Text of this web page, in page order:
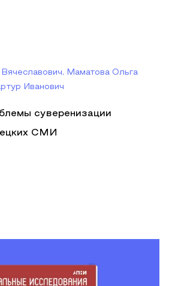
Маматова Ольга
Иванович
суверенизации
СМИ